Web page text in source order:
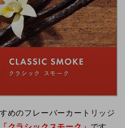
めのフレーバーカートリッジ